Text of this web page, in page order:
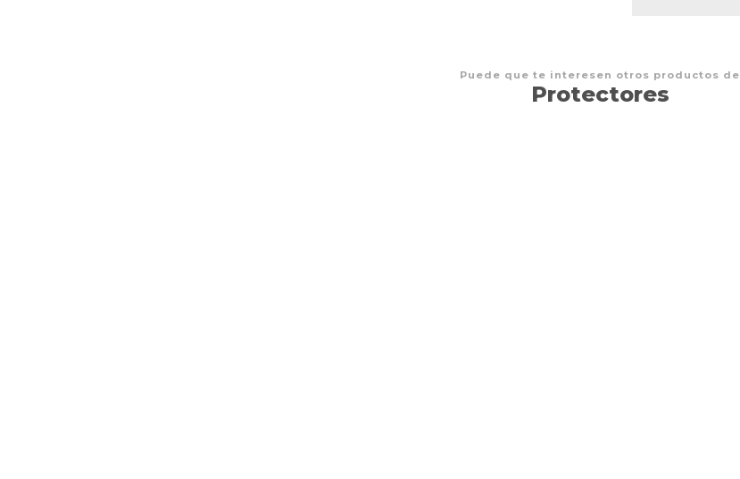
Puede que te interesen otros productos de
Protectores